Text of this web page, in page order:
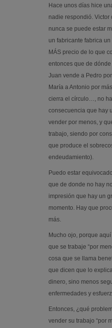
Hace unos días hice
nadie respondió. Victor
nunca se puede estar
un fabricante fabrica
MÁS precio de lo que
entonces que de
Juan vende a Pedro
María a Antonio por
cierra el círculo…, no
consecuencia que hay
vender por menos, y
trabajo, siendo por
que produce el
endeudamiento).
Puedo estar
que de donde no hay
impresión que hay un
momento. Hay que
más.
Mucho ojo, porque
que se trabaje “por
cosa que se llama
que dicen que lo
dinero, sino menos
enfermedades y
Entonces, ¿qué
vender su trabajo “por